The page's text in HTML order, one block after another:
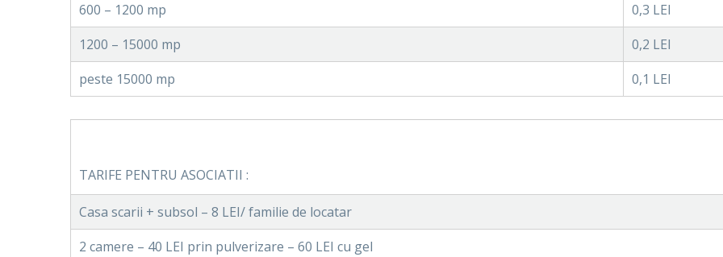
600 – 1200 mp
0,3 LEI
1200 – 15000 mp
0,2 LEI
peste 15000 mp
0,1 LEI
TARIFE PENTRU ASOCIATII :
Casa scarii + subsol – 8 LEI/ familie de locatar
2 camere – 40 LEI prin pulverizare – 60 LEI cu gel